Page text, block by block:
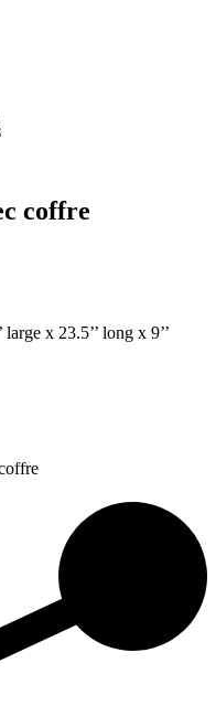
coffre
x 23.5’’ long x 9’’